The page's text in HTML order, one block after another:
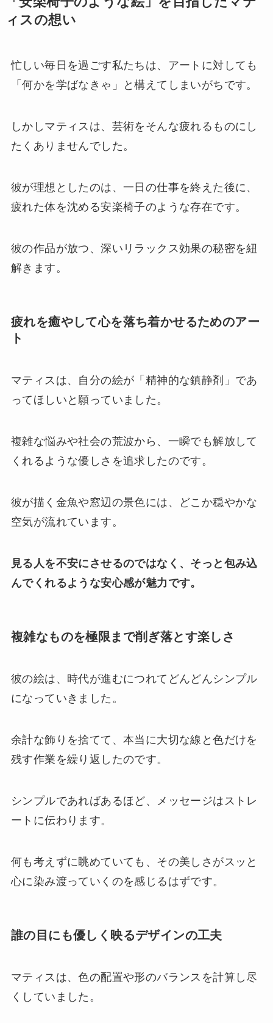
ィスの想い
忙しい毎日を過ごす私たちは、アートに対しても
「何かを学ばなきゃ」と構えてしまいがちです。
しかしマティスは、芸術をそんな疲れるものにし
たくありませんでした。
彼が理想としたのは、一日の仕事を終えた後に、
疲れた体を沈める安楽椅子のような存在です。
彼の作品が放つ、深いリラックス効果の秘密を紐
解きます。
疲れを癒やして心を落ち着かせるためのアー
ト
マティスは、自分の絵が「精神的な鎮静剤」であ
ってほしいと願っていました。
複雑な悩みや社会の荒波から、一瞬でも解放して
くれるような優しさを追求したのです。
彼が描く金魚や窓辺の景色には、どこか穏やかな
空気が流れています。
見る人を不安にさせるのではなく、そっと包み込
んでくれるような安心感が魅力です。
複雑なものを極限まで削ぎ落とす楽しさ
彼の絵は、時代が進むにつれてどんどんシンプル
になっていきました。
余計な飾りを捨てて、本当に大切な線と色だけを
残す作業を繰り返したのです。
シンプルであればあるほど、メッセージはストレ
ートに伝わります。
何も考えずに眺めていても、その美しさがスッと
心に染み渡っていくのを感じるはずです。
誰の目にも優しく映るデザインの工夫
マティスは、色の配置や形のバランスを計算し尽
くしていました。